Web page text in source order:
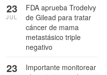
FDA aprueba Trodelvy
de Gilead para tratar
cáncer de mama
metastásico triple
negativo
23
JUL
Importante monitorear
23